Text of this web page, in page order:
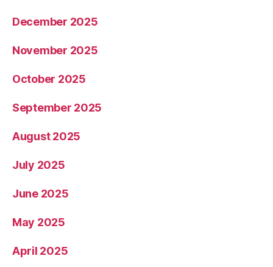
December 2025
November 2025
October 2025
September 2025
August 2025
July 2025
June 2025
May 2025
April 2025